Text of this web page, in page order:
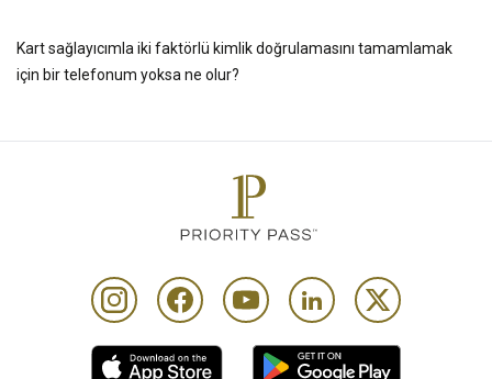
Kart sağlayıcımla iki faktörlü kimlik doğrulamasını tamamlamak
için bir telefonum yoksa ne olur?